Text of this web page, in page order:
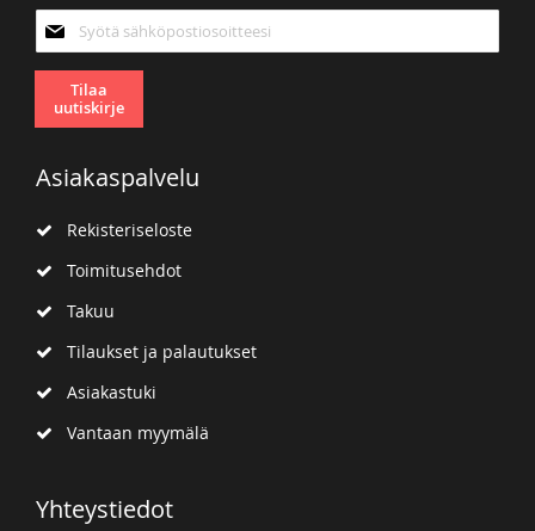
uutiskirjeemme:
Tilaa
uutiskirje
Asiakaspalvelu
Rekisteriseloste
Toimitusehdot
Takuu
Tilaukset ja palautukset
Asiakastuki
Vantaan myymälä
Yhteystiedot